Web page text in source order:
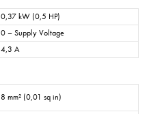
0,37 kW (0,5 HP)
0 – Supply Voltage
4,3 A
8 mm² (0,01 sq in)